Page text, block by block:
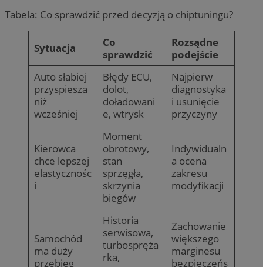
Tabela: Co sprawdzić przed decyzją o chiptuningu?
Sytuacja
Co
sprawdzić
Rozsądne
podejście
Auto słabiej
przyspiesza
niż
wcześniej
Błędy ECU,
dolot,
doładowani
e, wtrysk
Najpierw
diagnostyka
i usunięcie
przyczyny
Kierowca
chce lepszej
elastycznośc
i
Moment
obrotowy,
stan
sprzęgła,
skrzynia
biegów
Indywidualn
a ocena
zakresu
modyfikacji
Samochód
ma duży
przebieg
Historia
serwisowa,
turbospręża
rka,
Zachowanie
większego
marginesu
bezpieczeńs